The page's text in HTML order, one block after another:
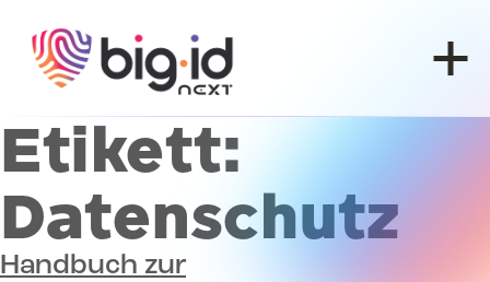
Etikett:
Datenschutz
Handbuch zur